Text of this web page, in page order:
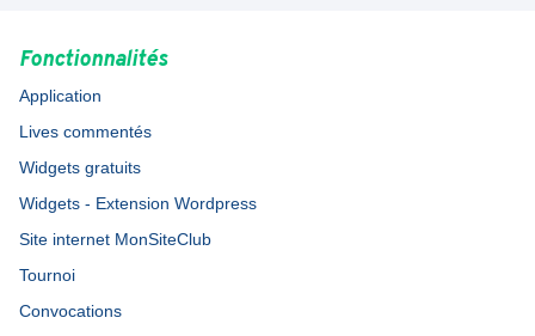
Fonctionnalités
Application
Lives commentés
Widgets gratuits
Widgets - Extension Wordpress
Site internet MonSiteClub
Tournoi
Convocations